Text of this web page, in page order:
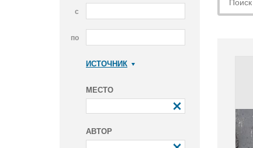
с
по
ИСТОЧНИК
МЕСТО
АВТОР